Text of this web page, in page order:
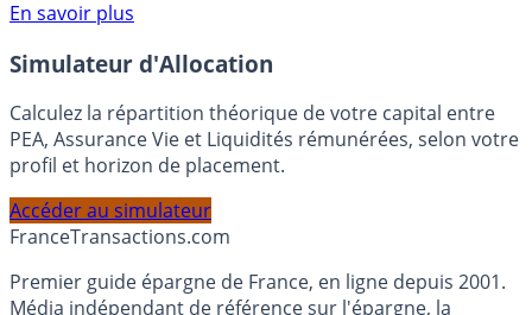
Voir conditions sur la page dédiée à cette offre.
En savoir plus
Simulateur d'Allocation
Calculez la répartition théorique de votre capital entre
profil et horizon de placement.
FranceTransactions.com